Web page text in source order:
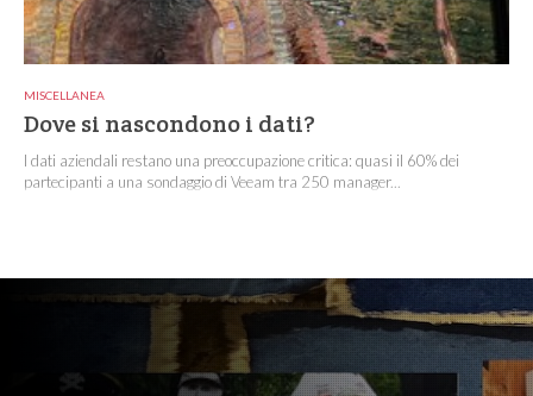
MISCELLANEA
Dove si nascondono i dati?
I dati aziendali restano una preoccupazione critica: quasi il 60% dei
partecipanti a una sondaggio di Veeam tra 250 manager...